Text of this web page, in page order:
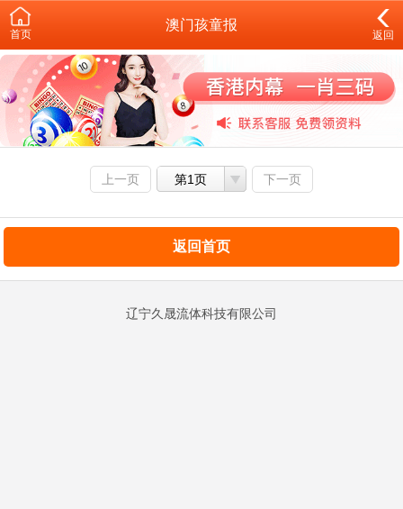
首页
澳门孩童报
返回
上一页 第1页 下一页
返回首页
辽宁久晟流体科技有限公司